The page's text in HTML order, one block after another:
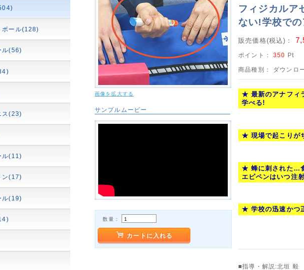
ボール(128)
ル(56)
ス(23)
ル(11)
ン(17)
ル(19)
画像を拡大する
サンプルムービー
数量：
カートに入れる
フィジカルア
ない!学校で
販売価格(税込)：
ポイント：350 Pt
商品種別： ダウンロ
★ 最新のアナフィ
学べる!
★ 現場で起こりが
★ 蜂に刺された…
エピペンはいつ注
★ 学校の迅速かつ
■指導・解説:北垣 毅